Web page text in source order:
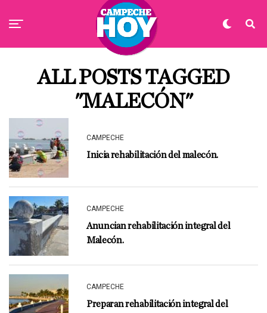
ALL POSTS TAGGED
"MALECÓN"
CAMPECHE
Inicia rehabilitación del malecón.
CAMPECHE
Anuncian rehabilitación integral del
Malecón.
CAMPECHE
Preparan rehabilitación integral del